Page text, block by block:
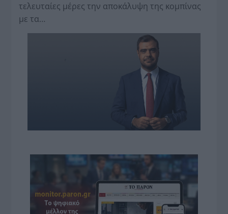
τελευταίες μέρες την αποκάλυψη της κο­μπίνας
με τα…